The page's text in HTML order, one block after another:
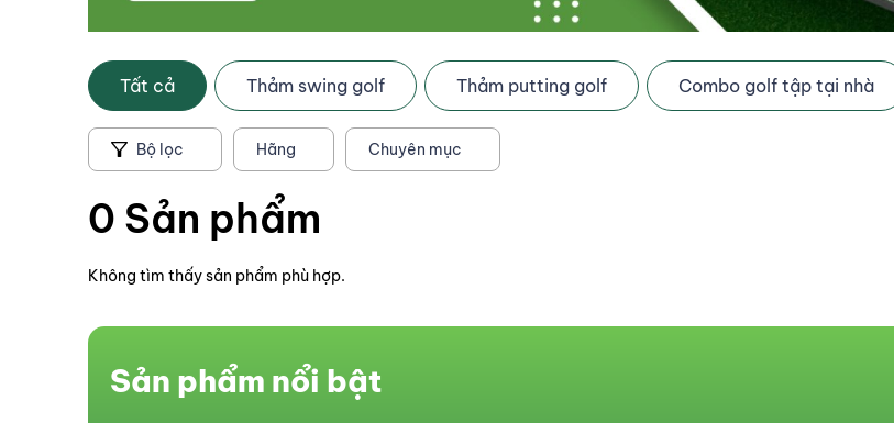
Tất cả Thảm swing golf Thảm putting golf Combo golf tập tại nhà
Bộ lọc Hãng Chuyên mục
0 Sản phẩm
Không tìm thấy sản phẩm phù hợp.
Sản phẩm nổi bật